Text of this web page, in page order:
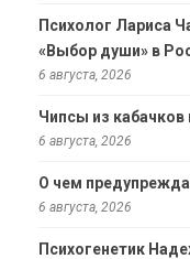
Психолог Лариса
«Выбор души» в
6 августа, 2026
Чипсы из
6 августа, 2026
О чем
6 августа, 2026
Психогенетик